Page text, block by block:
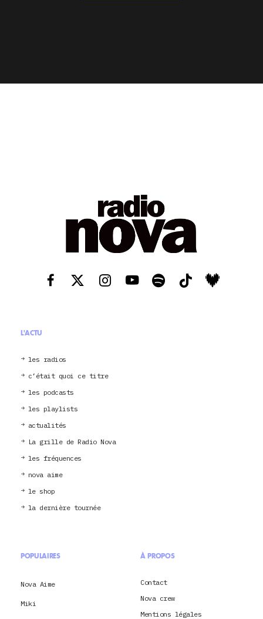
L'ACTU
les radios
c’était quoi ce titre
les podcasts
les playlists
actualités
La grille de Radio Nova
les fréquences
nova aime
le shop
la dernière tournée
POPULAIRES
Nova Aime
Miki
À PROPOS
Contact
Nova crew
Mentions légales